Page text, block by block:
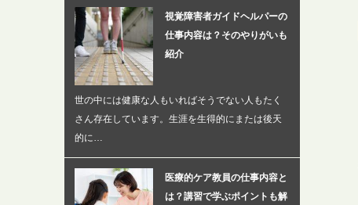
視覚障害者ガイドヘルパーの
仕事内容は？そのやりがいも
紹介
世の中には健康な人もいればそうでない人もたく
さん存在しています。生涯を生得的にまたは後天
的に…
医療的ケア教員の仕事内容と
は？講習で学ぶポイントも解